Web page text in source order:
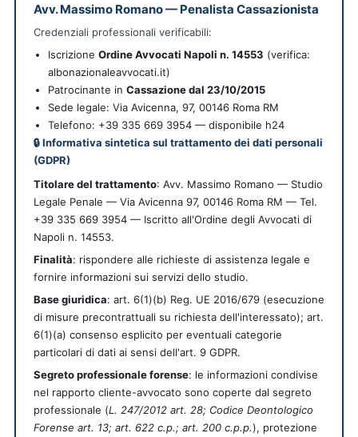
Avv. Massimo Romano— Penalista Cassazionista
Credenziali professionali verificabili:
Iscrizione Ordine Avvocati Napoli n. 14553 (verifica:
albonazionaleavvocati.it)
Patrocinante in Cassazione dal 23/10/2015
Sede legale: Via Avicenna, 97, 00146 Roma RM
Telefono: +39 335 669 3954 — disponibile h24
🔒 Informativa sintetica sul trattamento dei dati personali
(GDPR)
Titolare del trattamento: Avv. Massimo Romano — Studio
Legale Penale — Via Avicenna 97, 00146 Roma RM — Tel.
+39 335 669 3954 — Iscritto all'Ordine degli Avvocati di
Napoli n. 14553.
Finalità: rispondere alle richieste di assistenza legale e
fornire informazioni sui servizi dello studio.
Base giuridica: art. 6(1)(b) Reg. UE 2016/679 (esecuzione
di misure precontrattuali su richiesta dell'interessato); art.
6(1)(a) consenso esplicito per eventuali categorie
particolari di dati ai sensi dell'art. 9 GDPR.
Segreto professionale forense: le informazioni condivise
nel rapporto cliente-avvocato sono coperte dal segreto
professionale (L. 247/2012 art. 28; Codice Deontologico
Forense art. 13; art. 622 c.p.; art. 200 c.p.p.), protezione